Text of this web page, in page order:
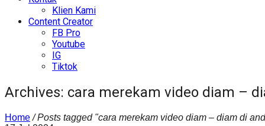
Klien Kami
Content Creator
FB Pro
Youtube
IG
Tiktok
Archives: cara merekam video diam –
Home / Posts tagged "cara merekam video diam – diam di